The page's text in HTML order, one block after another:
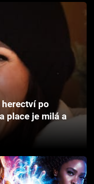
po
place je milá a